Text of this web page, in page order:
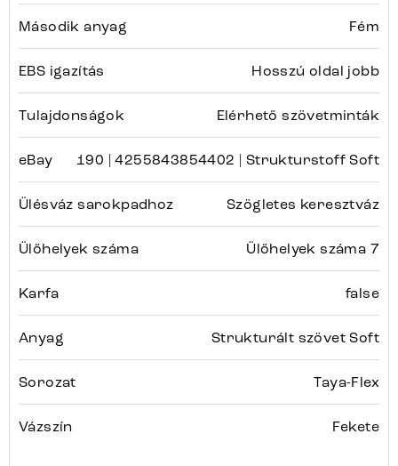
Második anyag Fém
EBS igazítás Hosszú oldal jobb
Tulajdonságok Elérhető szövetminták
eBay 190 | 4255843854402 | Strukturstoff Soft
Ülésváz sarokpadhoz Szögletes keresztváz
Ülőhelyek száma Ülőhelyek száma 7
Karfa false
Anyag Strukturált szövet Soft
Sorozat Taya-Flex
Vázszín Fekete